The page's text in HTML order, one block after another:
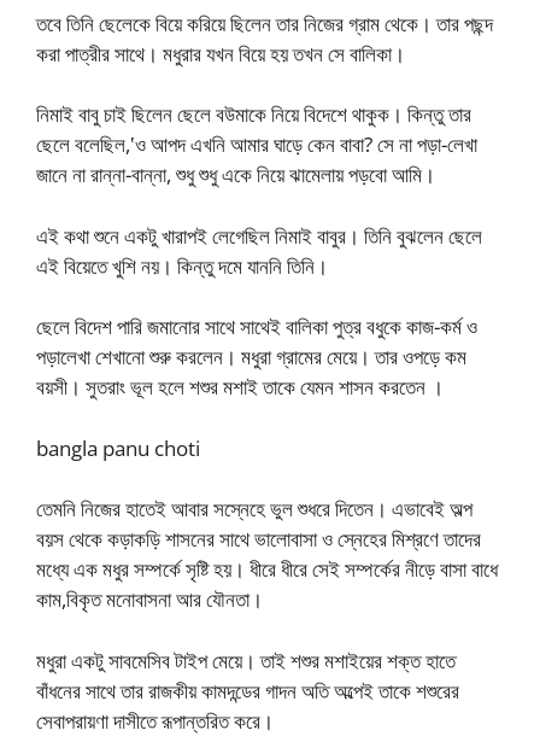
তবে তিনি ছেলেকে বিয়ে করিয়ে ছিলেন তার নিজের গ্রাম থেকে। তার পছন্দ
করা পাত্রীর সাথে। মধুরার যখন বিয়ে হয় তখন সে বালিকা।
নিমাই বাবু চাই ছিলেন ছেলে বউমাকে নিয়ে বিদেশে থাকুক। কিন্তু তার
ছেলে বলেছিল,‛ও আপদ এখনি আমার ঘাড়ে কেন বাবা? সে না পড়া-লেখা
জানে না রান্না-বান্না, শুধু শুধু একে নিয়ে ঝামেলায় পড়বো আমি।
এই কথা শুনে একটু খারাপই লেগেছিল নিমাই বাবুর। তিনি বুঝলেন ছেলে
এই বিয়েতে খুশি নয়। কিন্তু দমে যাননি তিনি।
ছেলে বিদেশ পারি জমানোর সাথে সাথেই বালিকা পুত্র বধুকে কাজ-কর্ম ও
পড়ালেখা শেখানো শুরু করলেন। মধুরা গ্রামের মেয়ে। তার ওপড়ে কম
বয়সী। সুতরাং ভূল হলে শশুর মশাই তাকে যেমন শাসন করতেন ।
bangla panu choti
তেমনি নিজের হাতেই আবার সস্নেহে ভুল শুধরে দিতেন। এভাবেই অল্প
বয়স থেকে কড়াকড়ি শাসনের সাথে ভালোবাসা ও স্নেহের মিশ্রণে তাদের
মধ্যে এক মধুর সম্পর্কে সৃষ্টি হয়। ধীরে ধীরে সেই সম্পর্কের নীড়ে বাসা বাধে
কাম,বিকৃত মনোবাসনা আর যৌনতা।
মধুরা একটু সাবমেসিব টাইপ মেয়ে। তাই শশুর মশাইয়ের শক্ত হাতে
বাঁধনের সাথে তার রাজকীয় কামদন্ডের গাদন অতি অল্পেই তাকে শশুরের
সেবাপরায়ণা দাসীতে রূপান্তরিত করে।